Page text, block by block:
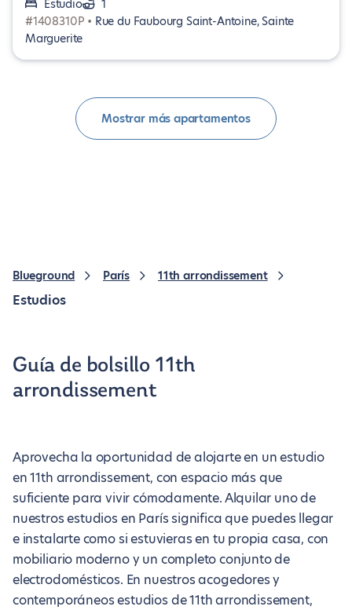
Estudio
1
#1408310P • Rue du Faubourg Saint-Antoine, Sainte
Marguerite
Mostrar más apartamentos
Blueground París 11th arrondissement
Estudios
Guía de bolsillo 11th
arrondissement
Aprovecha la oportunidad de alojarte en un estudio
en 11th arrondissement, con espacio más que
suficiente para vivir cómodamente. Alquilar uno de
nuestros estudios en París significa que puedes llegar
e instalarte como si estuvieras en tu propia casa, con
mobiliario moderno y un completo conjunto de
electrodomésticos. En nuestros acogedores y
contemporáneos estudios de 11th arrondissement,